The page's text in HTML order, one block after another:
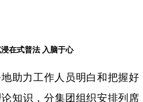
在式普法 入脑于心
助力工作人员明白和把握好
知识，分集团组织安排列席